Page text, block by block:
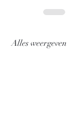
Alles weergeven